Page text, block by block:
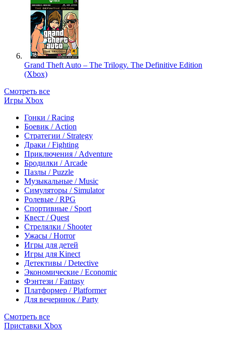
Grand Theft Auto – The Trilogy. The Definitive Edition
(Xbox)
Смотреть все
Игры Xbox
Гонки / Racing
Боевик / Action
Стратегии / Strategy
Драки / Fighting
Приключения / Adventure
Бродилки / Arcade
Пазлы / Puzzle
Музыкальные / Music
Симуляторы / Simulator
Ролевые / RPG
Спортивные / Sport
Квест / Quest
Стрелялки / Shooter
Ужасы / Horror
Игры для детей
Игры для Kinect
Детективы / Detective
Экономические / Economic
Фэнтези / Fantasy
Платформер / Platformer
Для вечеринок / Party
Смотреть все
Приставки Xbox